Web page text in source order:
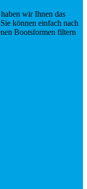
wir Ihnen das
können einfach nach
Bootsformen filtern